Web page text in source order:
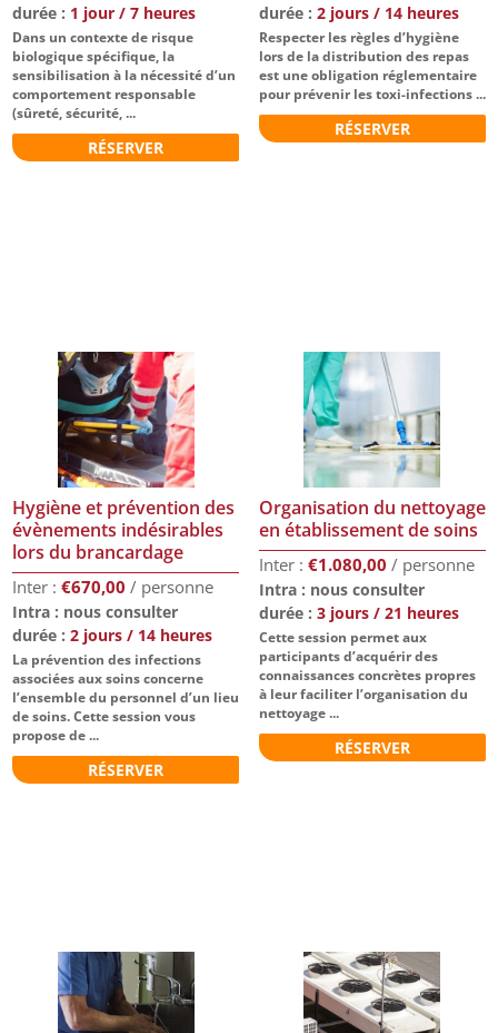
durée : 1 jour / 7 heures
Dans un contexte de risque
biologique spécifique, la
sensibilisation à la nécessité d’un
comportement responsable
(sûreté, sécurité, ...
RÉSERVER
durée : 2 jours / 14 heures
Respecter les règles d’hygiène
lors de la distribution des repas
est une obligation réglementaire
pour prévenir les toxi-infections ...
RÉSERVER
Hygiène et prévention des
évènements indésirables
lors du brancardage
€670,00
Intra : nous consulter
durée :2 jours / 14 heures
La prévention des infections
associées aux soins concerne
l’ensemble du personnel d’un lieu
de soins. Cette session vous
propose de ...
RÉSERVER
Organisation du nettoyage
en établissement de soins
€1.080,00
Intra : nous consulter
durée : 3 jours / 21 heures
Cette session permet aux
participants d’acquérir des
connaissances concrètes propres
à leur faciliter l’organisation du
nettoyage ...
RÉSERVER